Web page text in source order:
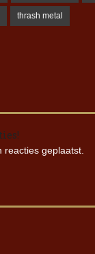
thrash metal
reacties geplaatst.